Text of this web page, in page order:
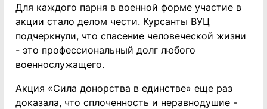
Для каждого парня в военной форме участие в
акции стало делом чести. Курсанты ВУЦ
подчеркнули, что спасение человеческой жизни
- это профессиональный долг любого
военнослужащего.
Акция «Сила донорства в единстве» еще раз
доказала, что сплоченность и неравнодушие -